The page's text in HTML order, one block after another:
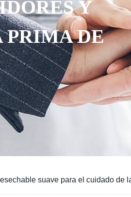
Y
DE
suave para el cuidado de